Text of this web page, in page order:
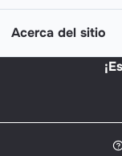
Acerca del sitio